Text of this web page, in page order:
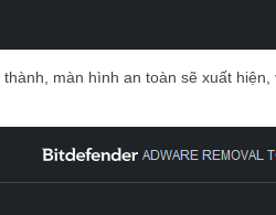
màn hình an toàn sẽ xuất